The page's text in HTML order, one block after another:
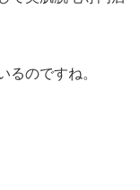
るのですね。